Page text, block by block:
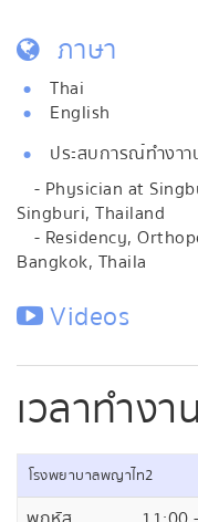
ภาษา
Thai
English
ประสบการณ์ทำงาา
- Physician at
Singburi, Thailand
- Residency,
Bangkok, Thaila
Videos
เวลาทำงาน
โรงพยาบาลพญาไท2